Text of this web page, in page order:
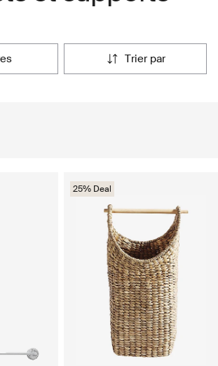
trier par
25% Deal